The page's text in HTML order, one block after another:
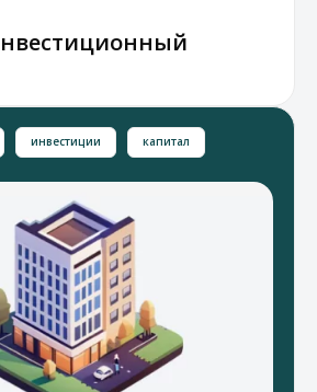
инвестиции капитал